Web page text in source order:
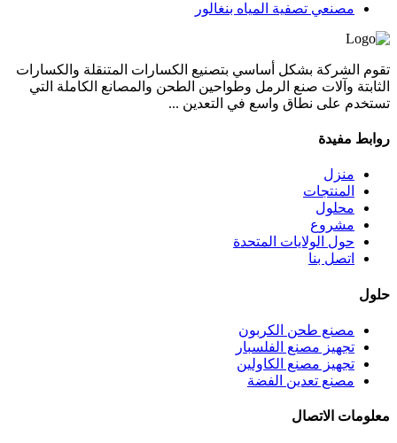
مصنعي تصفية المياه بنغالور
تقوم الشركة بشكل أساسي بتصنيع الكسارات المتنقلة والكسارات
الثابتة وآلات صنع الرمل وطواحين الطحن والمصانع الكاملة التي
تستخدم على نطاق واسع في التعدين ...
روابط مفيدة
منزل
المنتجات
محلول
مشروع
حول الولايات المتحدة
اتصل بنا
حلول
مصنع طحن الكربون
تجهيز مصنع الفلسبار
تجهيز مصنع الكاولين
مصنع تعدين الفضة
معلومات الاتصال